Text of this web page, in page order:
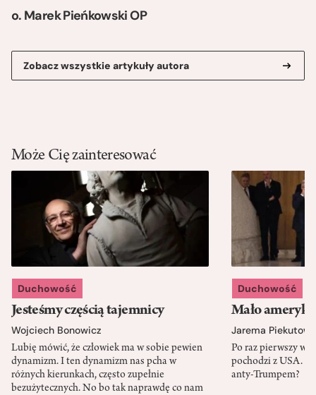
o. Marek Pieńkowski OP
Zobacz wszystkie artykuły autora
Może Cię zainteresować
Duchowość
Jesteśmy częścią tajemnicy
Wojciech Bonowicz
Lubię mówić, że człowiek ma w sobie pewien
dynamizm. I ten dynamizm nas pcha w
różnych kierunkach, często zupełnie
bezużytecznych. No bo tak naprawdę co nam
Duchowość
Mało
Jarema
Po raz pierwszy w
pochodzi z USA.
anty-Trumpem?